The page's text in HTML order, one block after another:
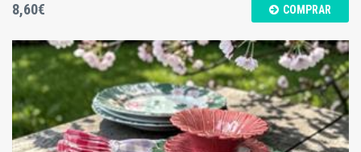
Taça Girassol - Amarelo - S
8,60€ COMPRAR